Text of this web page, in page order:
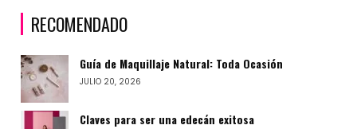
RECOMENDADO
Guía de Maquillaje Natural: Toda Ocasión
JULIO 20, 2026
Claves para ser una edecán exitosa